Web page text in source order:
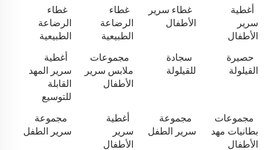
أغطية
سرير
الأطفال
غطاء سرير
الأطفال
غطاء
الرضاعة
الطبيعية
غطاء
الرضاعة
الطبيعية
حصيرة
القيلولة
سجادة
للقيلولة
مجموعات
ملابس سرير
الأطفال
أغطية
سرير المهد
القابلة
للتوسيع
مجموعات
بطانيات مهد
الأطفال
مجموعة
سرير الطفل
أغطية
سرير
الأطفال
مجموعة
سرير الطفل